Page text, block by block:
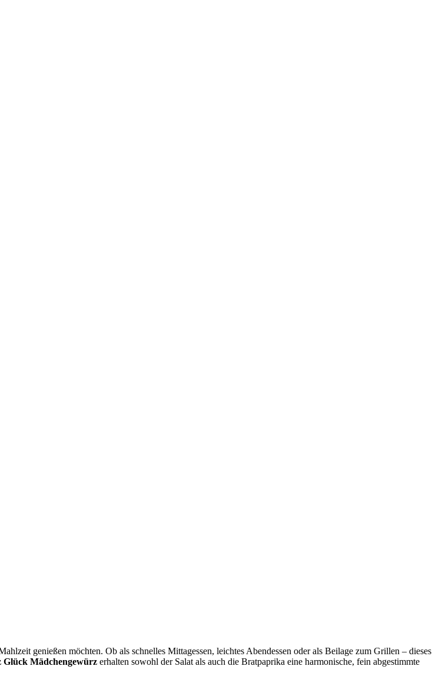
genießen möchten. Ob als schnelles Mittagessen, leichtes Abendessen oder als Beilage zum Grillen – dieses
Glück Mädchengewürz erhalten sowohl der Salat als auch die Bratpaprika eine harmonische, fein abgestimmte